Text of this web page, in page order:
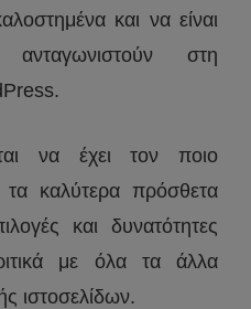
και να είναι
στη
να έχει τον ποιο
καλύτερα πρόσθετα
και δυνατότητες
με όλα τα άλλα
ιστοσελίδων.